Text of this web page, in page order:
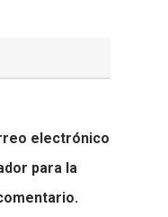
electrónico
para la